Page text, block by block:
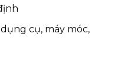
cụ, máy móc,